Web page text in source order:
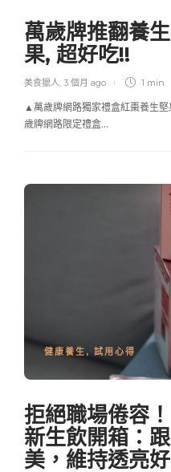
萬歲牌推翻養
果, 超好吃!!
美食獵人, 3 個月 ago 1 min
▲萬歲牌網路獨家禮盒紅棗養生
歲牌網路限定禮盒…
健康養生 , 試用心得
拒絕職場倦容
新生飲開箱：
美，維持透亮好